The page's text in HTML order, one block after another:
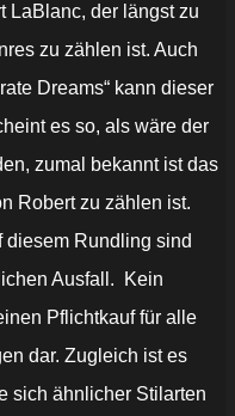
LaBlanc, der längst zu
zu zählen ist. Auch
Dreams“ kann dieser
es so, als wäre der
zumal bekannt ist das
Robert zu zählen ist.
diesem Rundling sind
Ausfall. Kein
Pflichtkauf für alle
dar. Zugleich ist es
sich ähnlicher Stilarten